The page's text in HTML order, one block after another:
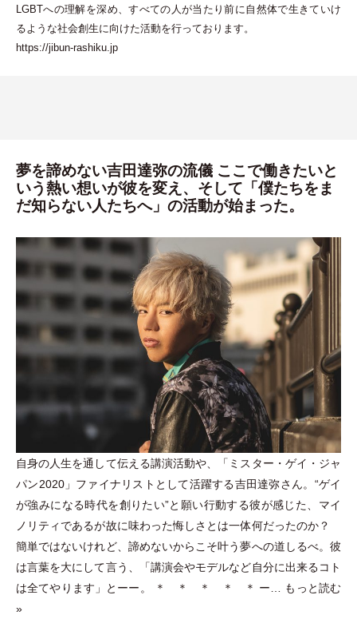
LGBTへの理解を深め、すべての人が当たり前に自然体で生きていけ
るような社会創生に向けた活動を行っております。
https://jibun-rashiku.jp
夢を諦めない吉田達弥の流儀 ここで働きたいと
いう熱い想いが彼を変え、そして「僕たちをま
だ知らない人たちへ」の活動が始まった。
自身の人生を通して伝える講演活動や、 「 ミスター ・ ゲイ ・ ジャ
パン2020」 ファイナリストとして活躍する吉田達弥さん。“ゲイ
が強みになる時代を創りたい”と願い行動する彼が感じた、マイ
ノリティであるが故に味わった悔しさとは一体何だったのか？
簡単ではないけれど、諦めないからこそ叶う夢への道しるべ。彼
は言葉を大にして言う、
「講演会やモデルなど自分に出来るコト
は全てやります 」 とーー。 ＊ ＊ ＊ ＊ ＊ ー… もっと読む
»